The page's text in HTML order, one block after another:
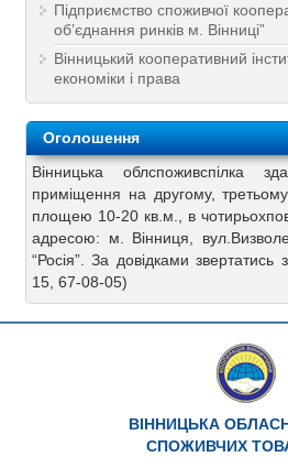
Підприємство споживчої
об’єднання ринків м. Вінниці”
Вінницький кооперативний
економіки і права
Оголошення
Вінницька облспоживспілка
приміщення на другому,
площею 10-20 кв.м., в
адресою: м. Вінниця,
“Росія”. За довідками
15, 67-08-05)
ВІННИЦЬКА
СПОЖИВЧИХ